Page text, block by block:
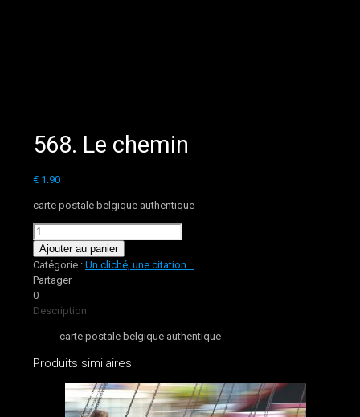
568. Le chemin
€ 1.90
carte postale belgique authentique
quantité
de
568.
Le
chemin
Ajouter au panier
Catégorie : Un cliché, une citation...
Partager
0
Description
carte postale belgique authentique
Produits similaires